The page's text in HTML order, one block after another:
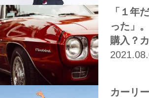
「１年
った」
購入？
カーリ